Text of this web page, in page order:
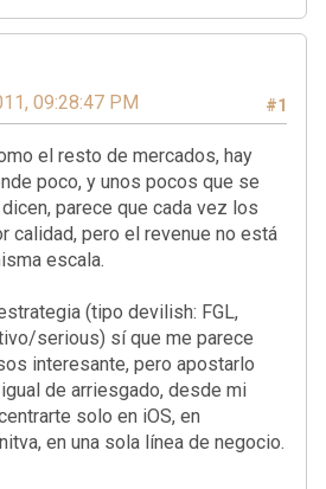
#1
09:28:47 PM
el resto de mercados, hay
poco, y unos pocos que se
parece que cada vez los
calidad, pero el revenue no está
escala.
(tipo devilish: FGL,
serious) sí que me parece
interesante, pero apostarlo
de arriesgado, desde mi
solo en iOS, en
en una sola línea de negocio.